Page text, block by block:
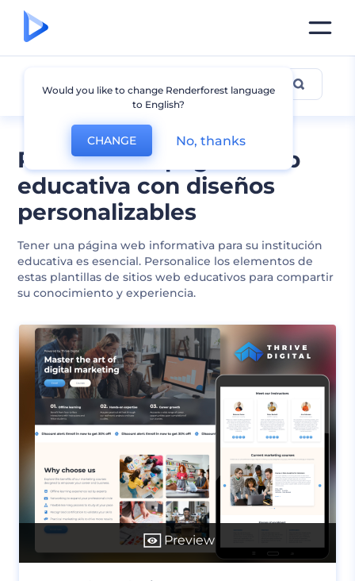
Plantillas de página web
educativa con diseños
personalizables
Tener una página web informativa para su institución
educativa es esencial. Personalice los elementos de
estas plantillas de sitios web educativos para compartir
su conocimiento y experiencia.
Educación
Preview
Would you like to change Renderforest language
to English?
CHANGE No, thanks